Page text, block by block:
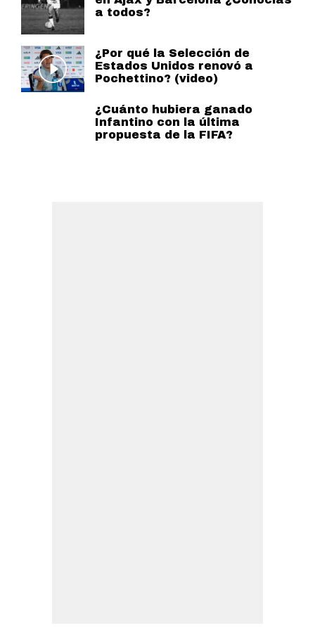
a todos?
¿Por qué la Selección de
Estados Unidos renovó a
Pochettino? (video)
¿Cuánto hubiera ganado
Infantino con la última
propuesta de la FIFA?